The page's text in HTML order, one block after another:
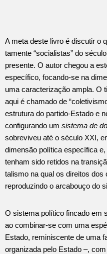
A meta deste livro é discutir o
tamente “socialistas” do
presente. O autor chegou a
específico, focando-se na
uma caracterização ampla. O
aqui é chamado de
estrutura do partido­-Estado e
configurando um sistema de
sobreviveu até o século XXI,
dimensão política específica
tenham sido retidos na
talismo na qual os direitos
reproduzindo o arcabouço do
O sistema político fincado em
ao combinar-se com uma
Estado, re­miniscente de uma
organizada pelo Estado –,